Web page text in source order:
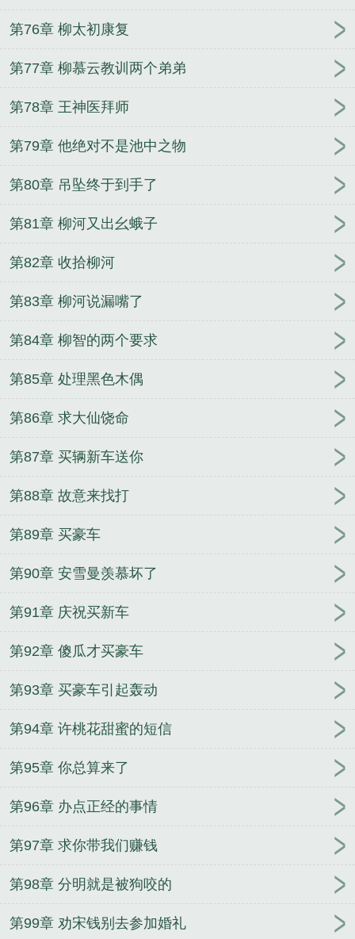
第76章 柳太初康复
第77章 柳慕云教训两个弟弟
第78章 王神医拜师
第79章 他绝对不是池中之物
第80章 吊坠终于到手了
第81章 柳河又出幺蛾子
第82章 收拾柳河
第83章 柳河说漏嘴了
第84章 柳智的两个要求
第85章 处理黑色木偶
第86章 求大仙饶命
第87章 买辆新车送你
第88章 故意来找打
第89章 买豪车
第90章 安雪曼羡慕坏了
第91章 庆祝买新车
第92章 傻瓜才买豪车
第93章 买豪车引起轰动
第94章 许桃花甜蜜的短信
第95章 你总算来了
第96章 办点正经的事情
第97章 求你带我们赚钱
第98章 分明就是被狗咬的
第99章 劝宋钱别去参加婚礼